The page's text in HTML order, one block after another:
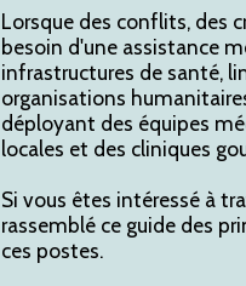
Lorsque des conflits, des
besoin d'une assistance
infrastructures de santé,
organisations
déployant des équipes
locales et des cliniques
Si vous êtes intéressé à
rassemblé ce guide des
ces postes.